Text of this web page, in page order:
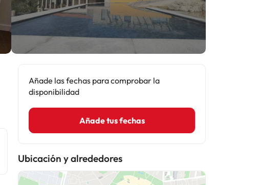
Añade las fechas para comprobar la
disponibilidad
Añade tus fechas
Ubicación y alrededores